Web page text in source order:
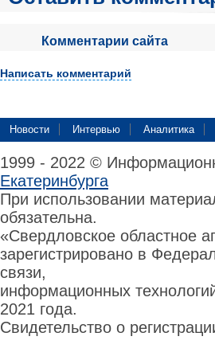
Комментарии сайта
Написать комментарий
Новости Интервью Аналитика
1999 - 2022 ©
Екатеринбурга
При использовании
обязательна.
«Свердловское областное
зарегистрировано в
связи,
информационных
2021 года.
Свидетельство о